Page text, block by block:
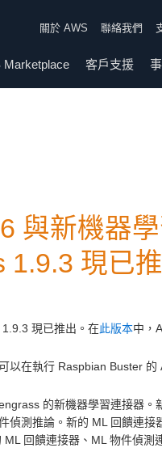
關於 AWS 聯絡我們
Marketplace 客戶支援
與新機器
1.9.3 現已
現已推出。在此版本中，
以在執行 Raspbian Buster
的新機器學習連接器
偵測推論。新的 ML 回饋連
回饋連接器、ML 物件偵測